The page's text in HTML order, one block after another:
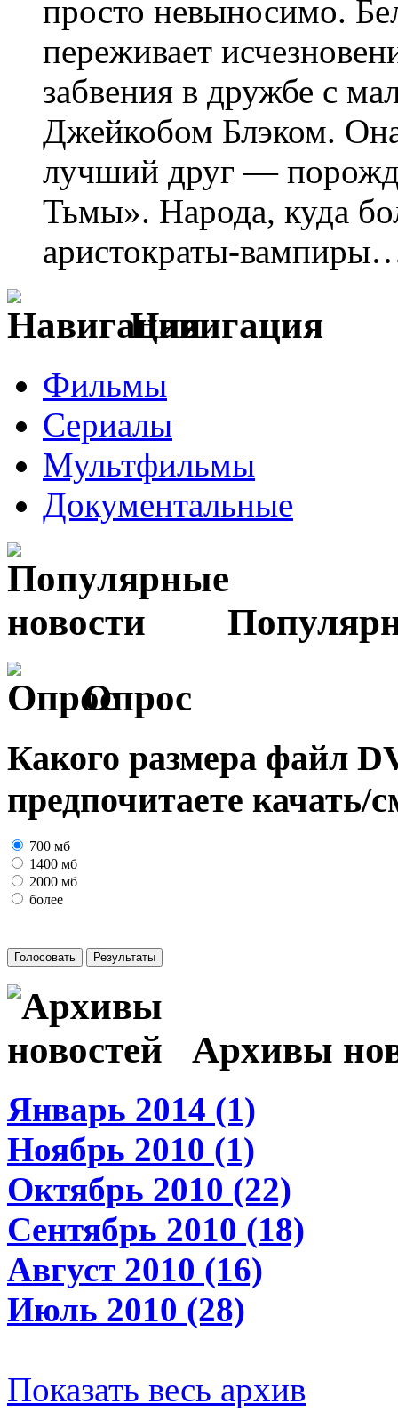
просто невыносимо.
переживает
забвения в дружбе с
Джейкобом Блэком. Она
лучший друг —
Тьмы». Народа, куда
аристократы-
Навигация
Фильмы
Сериалы
Мультфильмы
Документальные
Опрос
Какого размера файл
предпочитаете качать/
700 мб
1400 мб
2000 мб
более
Архивы
Январь 2014 (1)
Ноябрь 2010 (1)
Октябрь 2010 (22)
Сентябрь 2010 (18)
Август 2010 (16)
Июль 2010 (28)
Показать весь архив